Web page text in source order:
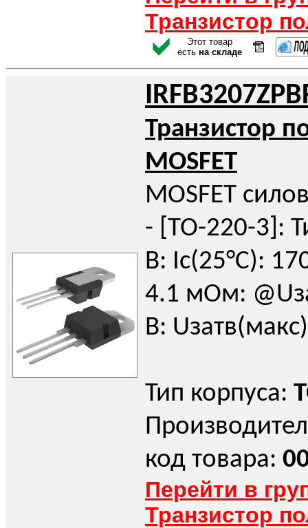
Транзистор
Этот товар
есть на складе
Транзистор
MOSFET
MOSFET
- [TO-220-3]:
В: Iс(25°C):
4.1 мОм:
В:
Тип корпуса:
код товара:
Перейти в
Транзистор